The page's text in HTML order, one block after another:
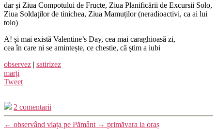
dar și Ziua Compotului de Fructe, Ziua Planificării de Excursii Solo,
Ziua Soldaților de tinichea, Ziua Mamuților (neradioactivi, ca ai lui
tolo)
A! și mai există Valentine’s Day, cea mai caraghioasă zi,
cea în care ni se amintește, ce chestie, că știm a iubi
observez | satirizez
marți
Tweet
2 comentarii
← observând viața pe Pământ → primăvara la oraș